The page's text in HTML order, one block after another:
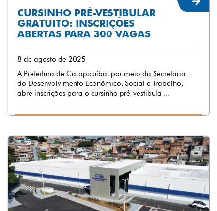
CURSINHO PRÉ-VESTIBULAR
GRATUITO: INSCRIÇÕES
ABERTAS PARA 300 VAGAS
8 de agosto de 2025
A Prefeitura de Carapicuíba, por meio da Secretaria
do Desenvolvimento Econômico, Social e Trabalho,
abre inscrições para o cursinho pré-vestibula ...